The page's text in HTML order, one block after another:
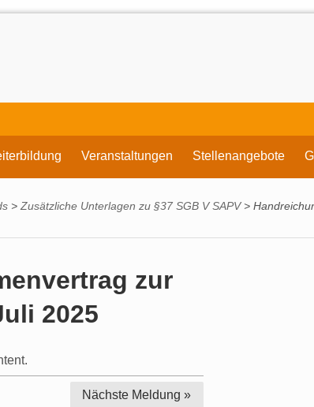
Veranstaltungen Stellenangebote
> Zusätzliche Unterlagen zu §37 SGB V SAPV>
zur
2025
Nächste Meldung »